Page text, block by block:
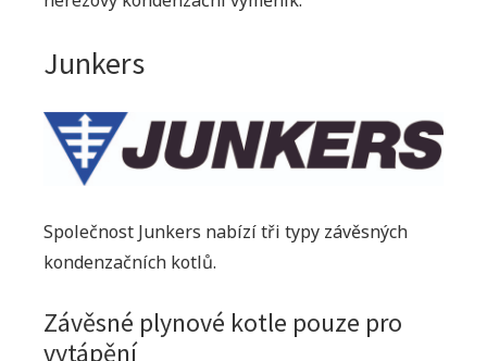
Junkers
Společnost Junkers nabízí tři typy závěsných
kondenzačních kotlů.
Závěsné plynové kotle pouze pro
vytápění